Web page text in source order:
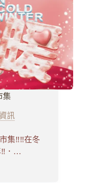
集
訊
集‼️‼️在冬
‼️．…